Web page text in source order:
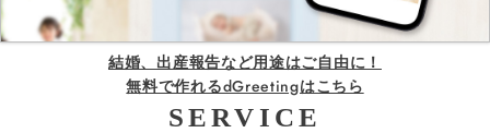
結婚、出産報告など用途はご自由に！
無料で作れるdGreetingはこちら
SERVICE